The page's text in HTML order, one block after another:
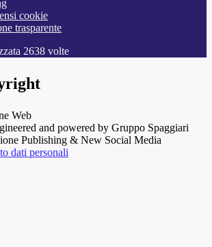
cookie
trasparente
2638 volte
and powered by Gruppo Spaggiari
Publishing & New Social Media
dati personali